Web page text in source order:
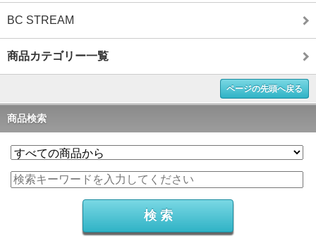
BC STREAM
商品カテゴリー一覧
ページの先頭へ戻る
商品検索